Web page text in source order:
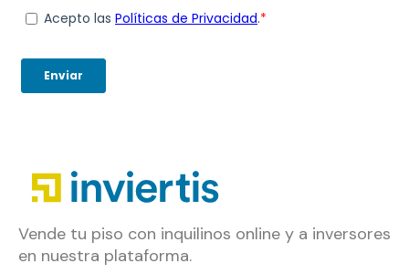
Vende tu piso con inquilinos online y a inversores
en nuestra plataforma.